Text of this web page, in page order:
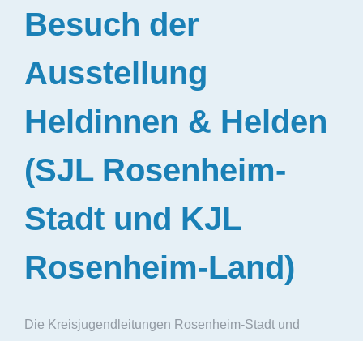
Besuch der
Ausstellung
Heldinnen & Helden
(SJL Rosenheim-
Stadt und KJL
Rosenheim-Land)
Die Kreisjugendleitungen Rosenheim-Stadt und